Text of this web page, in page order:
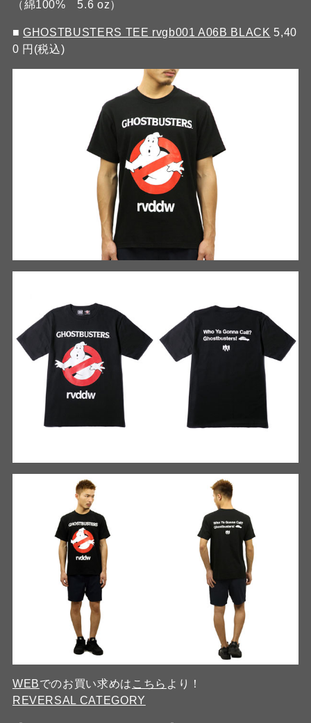
（綿100% 5.6 oz）
■GHOSTBUSTERS TEE rvgb001 A06B BLACK 5,40
0 円(税込)
WEBでのお買い求めは こちら より！
REVERSAL CATEGORY